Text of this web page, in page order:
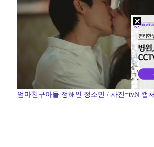
엄마친구아들 정해인 정소민 / 사진=tvN 캡처